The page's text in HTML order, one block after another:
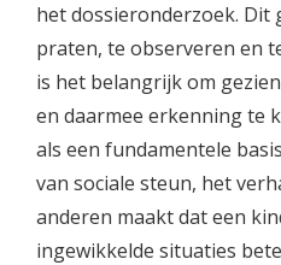
het dossieronderzoek. Dit
praten, te observeren en
is het belangrijk om
en daarmee erkenning te
als een fundamentele
van sociale steun, het
anderen maakt dat een
ingewikkelde situaties